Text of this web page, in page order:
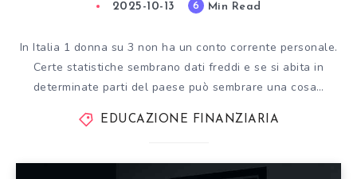
2025-10-13 6 Min Read
In Italia 1 donna su 3 non ha un conto corrente personale.
Certe statistiche sembrano dati freddi e se si abita in
determinate parti del paese può sembrare una cosa…
EDUCAZIONE FINANZIARIA